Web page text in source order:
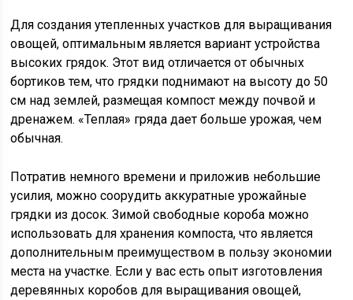
Для создания утепленных участков для выращивания
овощей, оптимальным является вариант устройства
высоких грядок. Этот вид отличается от обычных
бортиков тем, что грядки поднимают на высоту до 50
см над землей, размещая компост между почвой и
дренажем. «Теплая» гряда дает больше урожая, чем
обычная.
Потратив немного времени и приложив небольшие
усилия, можно соорудить аккуратные урожайные
грядки из досок. Зимой свободные короба можно
использовать для хранения компоста, что является
дополнительным преимуществом в пользу экономии
места на участке. Если у вас есть опыт изготовления
деревянных коробов для выращивания овощей,